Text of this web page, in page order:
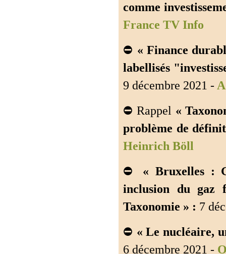
comme
France TV Info
⛔ « Finance
labellisés
9 décembre 2021 -
⛔ Rappel «
problème de
Heinrich Böll
⛔ « Bruxelles :
inclusion du gaz
Taxonomie » : 7
⛔ « Le nucléaire,
6 décembre 2021 -